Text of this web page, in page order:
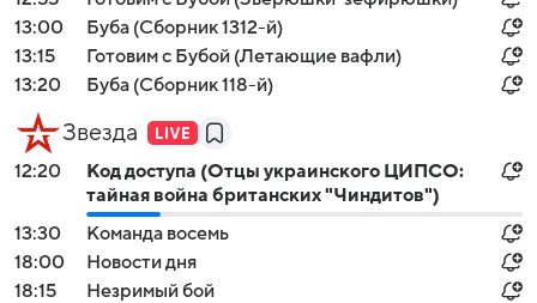
13:00
Буба (Сборник 1312-й)
13:15
Готовим с Бубой (Летающие вафли)
13:20
Буба (Сборник 118-й)
Звезда
12:20
Код доступа (Отцы украинского ЦИПСО:
тайная война британских "Чиндитов")
13:30
Команда восемь
18:00
Новости дня
18:15
Незримый бой